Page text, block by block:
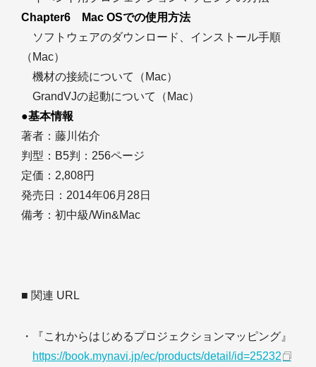
Chapter6 Mac OSでの使用方法
ソフトウェアのダウンロード、インストール手順
（Mac）
機材の接続について（Mac）
GrandVJの起動について（Mac）
●基本情報
著者：藤川佑介
判型：B5判：256ページ
定価：2,808円
発売日：2014年06月28日
備考：初中級/Win&Mac
■ 関連 URL
・『これからはじめるプロジェクションマッピング』
https://book.mynavi.jp/ec/products/detail/id=25232